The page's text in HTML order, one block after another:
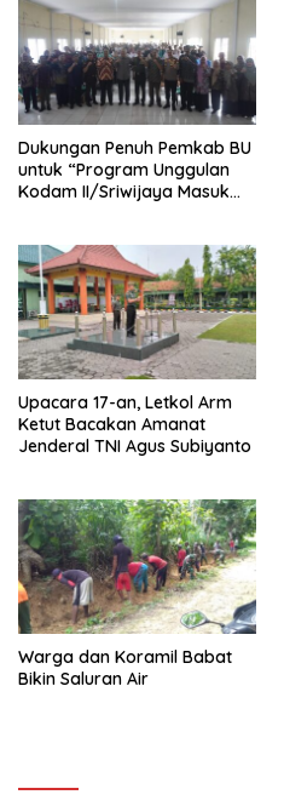
Dukungan Penuh Pemkab BU
untuk “Program Unggulan
Kodam II/Sriwijaya Masuk
Upacara 17-an, Letkol Arm
Ketut Bacakan Amanat
Jenderal TNI Agus Subiyanto
Warga dan Koramil Babat
Bikin Saluran Air